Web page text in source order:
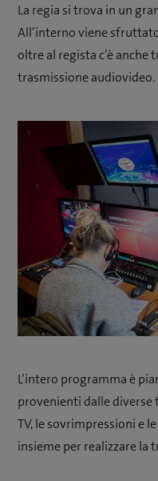
La regia si trova in un
All’interno viene
oltre al regista c’è
trasmissione audiovideo.
L’intero programma è
provenienti dalle diverse
TV, le sovrimpressioni e
insieme per realizzare la